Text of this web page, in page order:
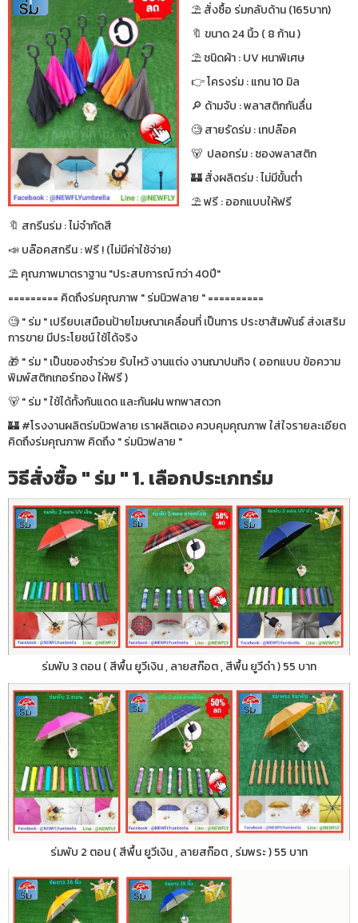
⛱ สั่งซื้อ ร่มกลับด้าน (165บาท)
🔖 ขนาด 24 นิ้ว ( 8 ก้าน )
⛱ ชนิดผ้า : UV หนาพิเศษ
👉 โครงร่ม : แกน 10 มิล
🔎 ด้ามจับ : พลาสติกกันลื่น
🧐 สายรัดร่ม : เทปล๊อค
🐻 ปลอกร่ม : ซองพลาสติก
🏰 สั่งผลิตร่ม : ไม่มีขั้นต่ำ
⛱ ฟรี : ออกแบบให้ฟรี
🔖 สกรีนร่ม : ไม่จำกัดสี
📣 บล๊อคสกรีน : ฟรี ! (ไม่มีค่าใช้จ่าย)
⛱ คุณภาพมาตราฐาน "ประสบการณ์ กว่า 40ปี"
========= คิดถึงร่มคุณภาพ " ร่มนิวฟลาย " ==========
🧐 " ร่ม " เปรียบเสมือนป้ายโฆษณาเคลื่อนที่ เป็นการ ประชาสัมพันธ์ ส่งเสริม
การขาย มีประโยชน์ ใช้ได้จริง
🎁 " ร่ม " เป็นของชำร่วย รับไหว้ งานแต่ง งานฌาปนกิจ ( ออกแบบ ข้อความ
พิมพ์สติกเกอร์ทอง ให้ฟรี )
🐻 " ร่ม " ใช้ได้ทั้งกันแดด และกันฝน พกพาสดวก
🏰 #โรงงานผลิตร่มนิวฟลาย เราผลิตเอง ควบคุมคุณภาพ ใส่ใจรายละเอียด
คิดถึงร่มคุณภาพ คิดถึง " ร่มนิวฟลาย "
วิธีสั่งซื้อ " ร่ม " 1. เลือกประเภทร่ม
ร่มพับ 3 ตอน ( สีพื้น ยูวีเงิน , ลายสก๊อต , สีพื้น ยูวีดำ ) 55 บาท
ร่มพับ 2 ตอน ( สีพื้น ยูวีเงิน , ลายสก๊อต , ร่มพระ ) 55 บาท